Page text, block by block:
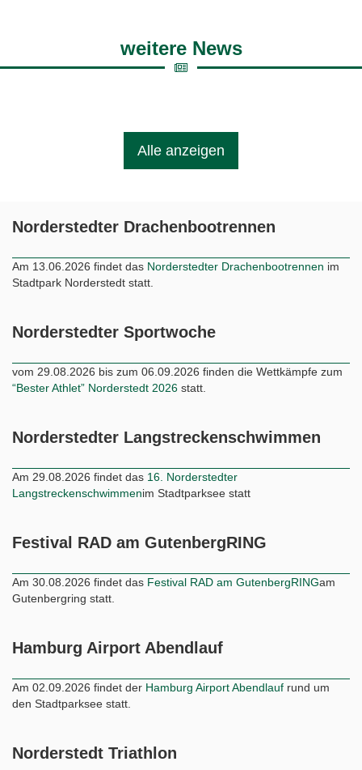
weitere News
Alle anzeigen
Norderstedter Drachenbootrennen
Am 13.06.2026 findet das Norderstedter Drachenbootrennen im
Stadtpark Norderstedt statt.
Norderstedter Sportwoche
vom 29.08.2026 bis zum 06.09.2026 finden die Wettkämpfe zum
“Bester Athlet” Norderstedt 2026 statt.
Norderstedter Langstreckenschwimmen
Am 29.08.2026 findet das 16. Norderstedter
Langstreckenschwimmenim Stadtparksee statt
Festival RAD am GutenbergRING
Am 30.08.2026 findet das Festival RAD am GutenbergRINGam
Gutenbergring statt.
Hamburg Airport Abendlauf
Am 02.09.2026 findet der Hamburg Airport Abendlauf rund um
den Stadtparksee statt.
Norderstedt Triathlon